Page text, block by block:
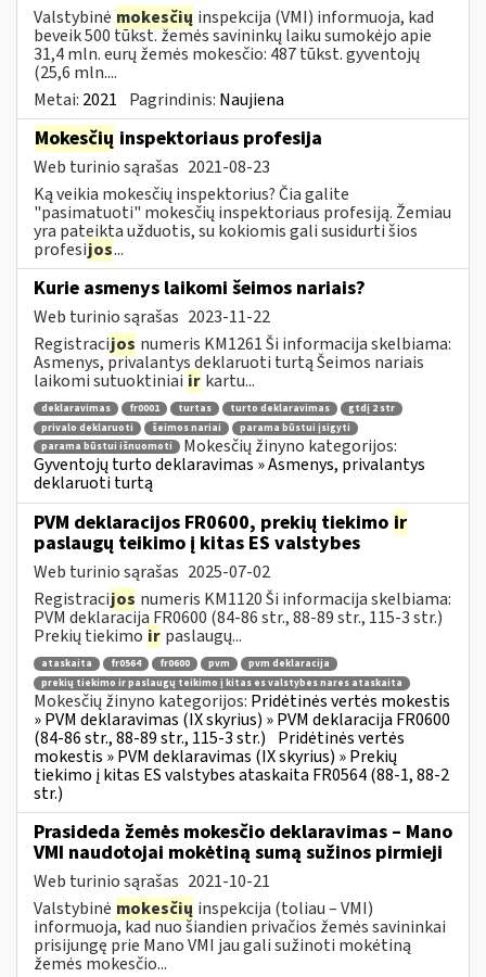
Valstybinė mokesčių inspekcija (VMI) informuoja, kad
beveik 500 tūkst. žemės savininkų laiku sumokėjo apie
31,4 mln. eurų žemės mokesčio: 487 tūkst. gyventojų
(25,6 mln....
Metai: 2021 Pagrindinis: Naujiena
Mokesčių inspektoriaus profesija
Web turinio sąrašas 2021-08-23
Ką veikia mokesčių inspektorius? Čia galite
"pasimatuoti" mokesčių inspektoriaus profesiją. Žemiau
yra pateikta užduotis, su kokiomis gali susidurti šios
profesijos...
Kurie asmenys laikomi šeimos nariais?
Web turinio sąrašas 2023-11-22
Registracijos numeris KM1261 Ši informacija skelbiama:
Asmenys, privalantys deklaruoti turtą Šeimos nariais
laikomi sutuoktiniai ir kartu...
deklaravimas fr0001 turtas turto deklaravimas
gtdį 2 str
privalo deklaruoti
šeimos nariai
parama būstui įsigyti
parama būstui išnuomoti
Mokesčių žinyno kategorijos:
Gyventojų turto deklaravimas » Asmenys, privalantys
deklaruoti turtą
PVM deklaracijos FR0600, prekių tiekimo ir
paslaugų teikimo į kitas ES valstybes
Web turinio sąrašas 2025-07-02
Registracijos numeris KM1120 Ši informacija skelbiama:
PVM deklaracija FR0600 (84-86 str., 88-89 str., 115-3 str.)
Prekių tiekimo ir paslaugų...
ataskaita fr0564 fr0600 pvm
pvm deklaracija
prekių tiekimo ir paslaugų teikimo į kitas es valstybes nares ataskaita
Mokesčių žinyno kategorijos: Pridėtinės vertės mokestis
» PVM deklaravimas (IX skyrius) » PVM deklaracija FR0600
(84-86 str., 88-89 str., 115-3 str.) Pridėtinės vertės
mokestis » PVM deklaravimas (IX skyrius) » Prekių
tiekimo į kitas ES valstybes ataskaita FR0564 (88-1, 88-2
str.)
Prasideda žemės mokesčio deklaravimas – Mano
VMI naudotojai mokėtiną sumą sužinos pirmieji
Web turinio sąrašas 2021-10-21
Valstybinė mokesčių inspekcija (toliau – VMI)
informuoja, kad nuo šiandien privačios žemės savininkai
prisijungę prie Mano VMI jau gali sužinoti mokėtiną
žemės mokesčio...